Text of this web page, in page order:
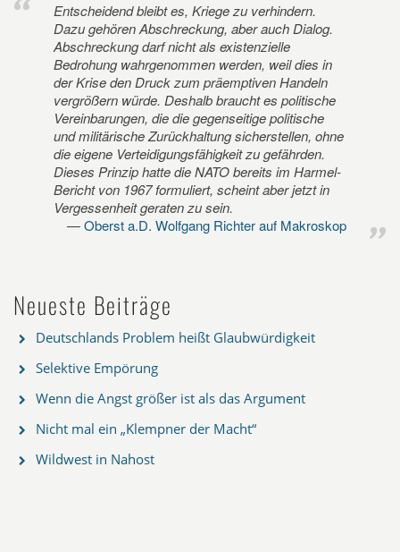
Entscheidend bleibt es, Kriege zu verhindern.
Dazu gehören Abschreckung, aber auch Dialog.
Abschreckung darf nicht als existenzielle
Bedrohung wahrgenommen werden, weil dies in
der Krise den Druck zum präemptiven Handeln
vergrößern würde. Deshalb braucht es politische
Vereinbarungen, die die gegenseitige politische
und militärische Zurückhaltung sicherstellen, ohne
die eigene Verteidigungsfähigkeit zu gefährden.
Dieses Prinzip hatte die NATO bereits im Harmel-
Bericht von 1967 formuliert, scheint aber jetzt in
Vergessenheit geraten zu sein.
Oberst a.D. Wolfgang Richter auf Makroskop
Neueste Beiträge
Deutschlands Problem heißt Glaubwürdigkeit
Selektive Empörung
Wenn die Angst größer ist als das Argument
Nicht mal ein „Klempner der Macht“
Wildwest in Nahost